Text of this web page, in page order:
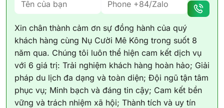
Xin chân thành cảm ơn sự đồng hành của quý
khách hàng cùng Nụ Cười Mê Kông trong suốt 8
năm qua. Chúng tôi luôn thể hiện cam kết dịch vụ
với 6 giá trị: Trải nghiệm khách hàng hoàn hảo; Giải
pháp du lịch đa dạng và toàn diện; Đội ngũ tận tâm
phục vụ; Minh bạch và đáng tin cậy; Cam kết bền
vững và trách nhiệm xã hội; Thành tích và uy tín